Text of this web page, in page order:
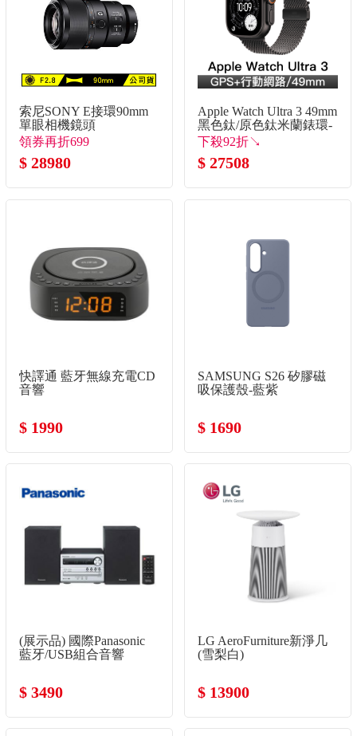
索尼SONY E接環90mm
單眼相機鏡頭
領券再折699
$ 28980
Apple Watch Ultra 3 49mm
黑色鈦/原色鈦米蘭錶環-
L
下殺92折↘
$ 27508
快譯通 藍牙無線充電CD
音響
$ 1990
SAMSUNG S26 矽膠磁
吸保護殼-藍紫
$ 1690
(展示品) 國際Panasonic
藍牙/USB組合音響
$ 3490
LG AeroFurniture新淨几
(雪梨白)
$ 13900